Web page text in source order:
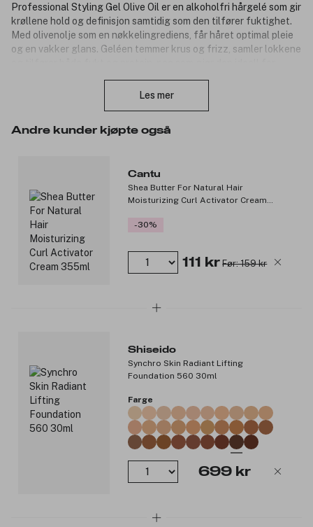
Professional Styling Gel Olive Oil er en alkoholfri hårgelé som gir
krøllene hold og definisjon samtidig som den tilfører fuktighet.
Med olivenolje som en nøkkelingrediens, får håret optimal pleie
og en vakker glans. Geléen temmer krus og frizz, samler lokkene
Les mer
Andre kunder kjøpte også
Cantu
Shea Butter For Natural Hair
Moisturizing Curl Activator Cream
-30%
111 kr Før: 159 kr
Shiseido
Synchro Skin Radiant Lifting
Foundation 560 30ml
Farge
699 kr